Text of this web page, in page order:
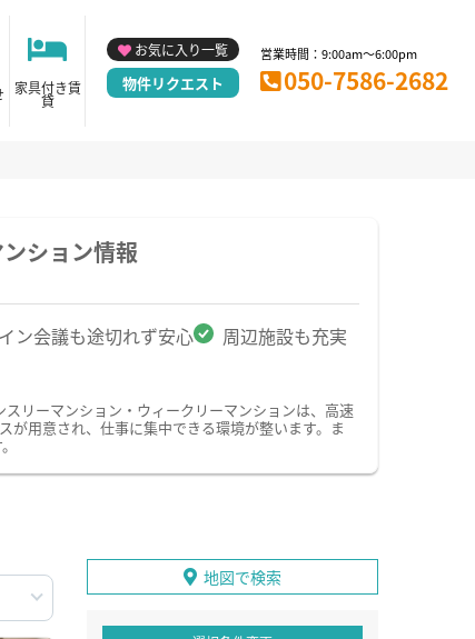
家具付き賃
貸
お気に入り一覧
物件リクエスト
営業時間：9:00am～6:00pm
050-7586-2682
ション情報
ン会議も途切れず安心 周辺施設も充実
リーマンション・ウィークリーマンションは、高速
が用意され、仕事に集中できる環境が整います。ま
地図で検索